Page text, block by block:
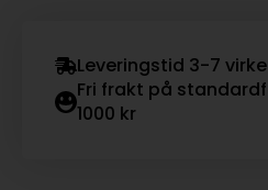
Leveringstid 3-7
Fri frakt på
1000 kr